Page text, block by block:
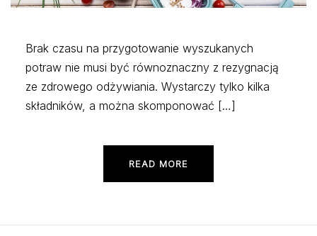
Brak czasu na przygotowanie wyszukanych
potraw nie musi być równoznaczny z rezygnacją
ze zdrowego odżywiania. Wystarczy tylko kilka
składników, a można skomponować […]
READ MORE